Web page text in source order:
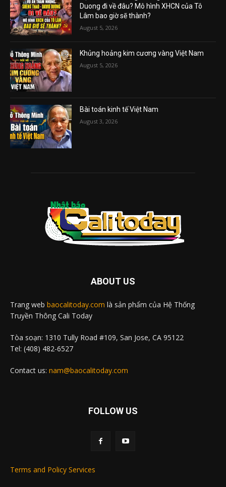
Duong đi về đâu? Mô hình XHCN của Tô
Lâm bao giờ sẽ thành?
August 5, 2026
Khủng hoảng kim cương vàng Việt Nam
August 5, 2026
Bài toán kinh tế Việt Nam
August 3, 2026
ABOUT US
Trang web baocalitoday.com là sản phẩm của Hệ Thống
Truyền Thông Cali Today
Tòa soạn: 1310 Tully Road #109, San Jose, CA 95122
Tel: (408) 482-6527
Contact us: nam@baocalitoday.com
FOLLOW US
Terms and Policy Services